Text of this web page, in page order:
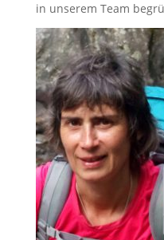
in unserem Team